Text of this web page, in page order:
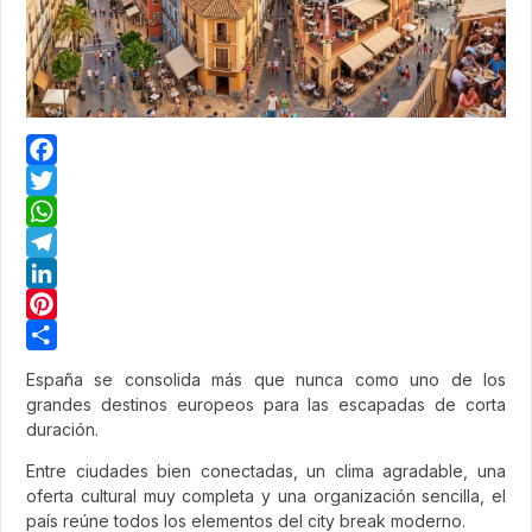
Facebook
Twitter
WhatsApp
Telegram
LinkedIn
Pinterest
España se consolida más que nunca como uno de los
grandes destinos europeos para las escapadas de corta
duración.
Entre ciudades bien conectadas, un clima agradable, una
oferta cultural muy completa y una organización sencilla, el
país reúne todos los elementos del city break moderno.